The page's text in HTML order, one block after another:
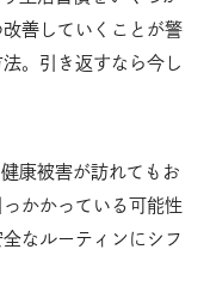
善していくことが警
。引き返すなら今し
康被害が訪れてもお
かかっている可能性
なルーティンにシフ